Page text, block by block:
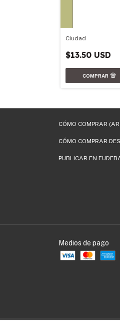
Ciudad
$13.50 USD
CÓMO COMPRAR
CÓMO COMPRAR
PUBLICAR EN
Medios de pago